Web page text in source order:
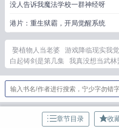
没人告诉我魔法学校一群神经呀
港片：重生狱霸，开局觉醒系统
娶植物人当老婆 游戏降临现实我
白起铸剑是第几集
我真没想当武
没有
前男友成了顶头上司叫什么名
全集剧情介绍
魔法少男日漫推荐
全文
金庸武学穿越古龙世界
重生
大秦帝国之崛起白起
重生了谁还
浑身刻满符文成就大道最强完本
猎
章节目录 收